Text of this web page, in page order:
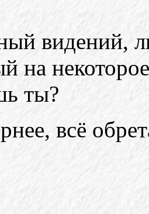
видений,
на
ты?
всё